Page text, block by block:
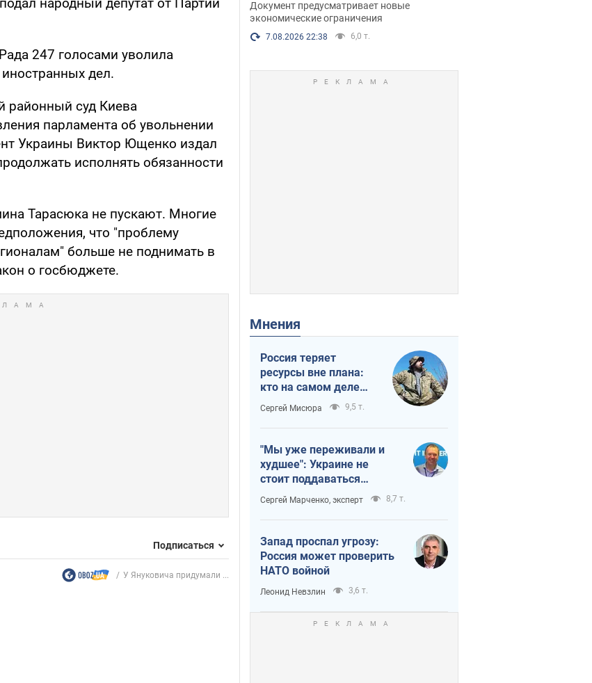
народный депутат от Партии
247 голосами уволила
дел.
районный суд Киева
парламента об увольнении
Украины Виктор Ющенко издал
исполнять обязанности
Тарасюка не пускают. Многие
что "проблему
больше не поднимать в
о госбюджете.
Подписаться
У Януковича придумали ...
Документ предусматривает новые
экономические ограничения
7.08.2026 22:38 6,0 т.
Мнения
Россия теряет
ресурсы вне плана:
кто на самом деле
диктует темп войны
Сергей Мисюра 9,5 т.
"Мы уже переживали и
худшее": Украине не
стоит поддаваться
отчаянию из-за
ракетного террора
Сергей Марченко, эксперт 8,7 т.
Запад проспал угрозу:
Россия может проверить
НАТО войной
Леонид Невзлин 3,6 т.